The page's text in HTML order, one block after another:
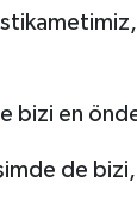
bizi en
de